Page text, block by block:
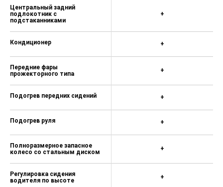
Центральный задний
подлокотник с
подстаканниками
Кондиционер
Передние фары
прожекторного типа
Подогрев передних сидений
Подогрев руля
Полноразмерное запасное
колесо со стальным диском
Регулировка сидения
водителя по высоте
+
+
+
+
+
+
+